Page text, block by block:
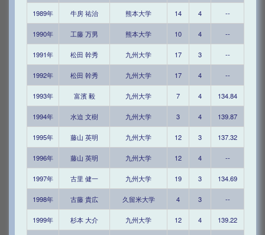
1989年 牛房 祐治 熊本大学 14 4 --
1990年 工藤 万男 熊本大学 10 4 --
1991年 松田 幹秀 九州大学 17 3 --
1992年 松田 幹秀 九州大学 17 4 --
1993年 富濱 毅 九州大学 7 4 134.84
1994年 水迫 文樹 九州大学 3 4 139.87
1995年 藤山 英明 九州大学 12 3 137.32
1996年 藤山 英明 九州大学 12 4 --
1997年 古里 健一 九州大学 19 3 134.69
1998年 古藤 貴広 久留米大学 4 3 --
1999年 杉本 大介 九州大学 12 4 139.22